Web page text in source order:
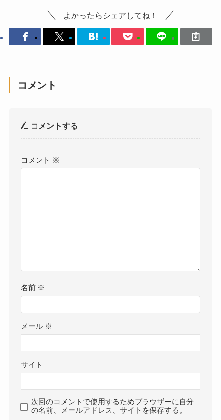
よかったらシェアしてね！
コメント
コメントする
コメント ※
名前 ※
メール ※
サイト
次回のコメントで使用するためブラウザーに自分
の名前、メールアドレス、サイトを保存する。